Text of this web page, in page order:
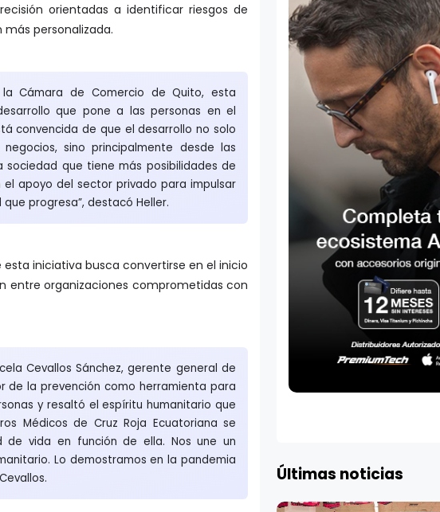
orientadas a identificar riesgos de
personalizada.
Cámara de Comercio de Quito, esta
que pone a las personas en el
convencida de que el desarrollo no solo
sino principalmente desde las
sociedad que tiene más posibilidades de
apoyo del sector privado para impulsar
progresa”, destacó Heller.
iniciativa busca convertirse en el inicio
entre organizaciones comprometidas con
Cevallos Sánchez, gerente general de
de la prevención como herramienta para
y resaltó el espíritu humanitario que
Médicos de Cruz Roja Ecuatoriana se
de vida en función de ella. Nos une un
Lo demostramos en la pandemia
Últimas noticias